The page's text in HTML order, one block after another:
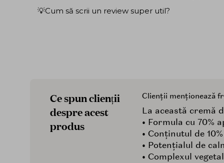
💡Cum să scrii un review super util?
Ce spun clienții
despre acest
produs
Clienții menționează
La această cremă
• Formula cu 70%
• Conținutul de
• Potențialul de
• Complexul